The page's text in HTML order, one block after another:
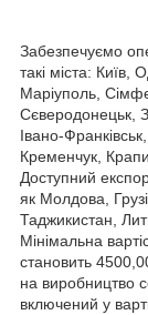
Забезпечуємо
такі міста:
Маріуполь,
Сєверодонецьк,
Івано-
Кременчук,
Доступний
як Молдова,
Таджикистан,
Мінімальна
становить
на виробництво
включений у